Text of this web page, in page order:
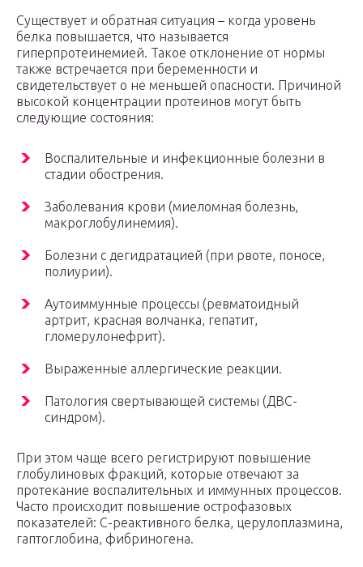
Существует и обратная ситуация – когда уровень
белка повышается, что называется
гиперпротеинемией. Такое отклонение от нормы
также встречается при беременности и
свидетельствует о не меньшей опасности. Причиной
высокой концентрации протеинов могут быть
следующие состояния:
Воспалительные и инфекционные болезни в
стадии обострения.
Заболевания крови (миеломная болезнь,
макроглобулинемия).
Болезни с дегидратацией (при рвоте, поносе,
полиурии).
Аутоиммунные процессы (ревматоидный
артрит, красная волчанка, гепатит,
гломерулонефрит).
Выраженные аллергические реакции.
Патология свертывающей системы (ДВС-
синдром).
При этом чаще всего регистрируют повышение
глобулиновых фракций, которые отвечают за
протекание воспалительных и иммунных процессов.
Часто происходит повышение острофазовых
показателей: С-реактивного белка, церулоплазмина,
гаптоглобина, фибриногена.